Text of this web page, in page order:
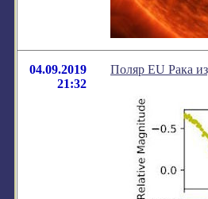
04.09.2019
21:32
Поляр EU Рака